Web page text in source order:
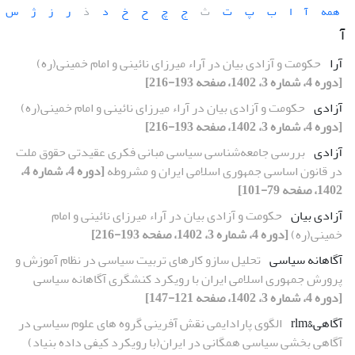
همه آ ا ب پ ت ث ج چ ح خ د ذ ر ز ژ س
آ
آرا حکومت و آزادی بیان در آراء میرزای نائینی و امام خمینی(ره)
[دوره 4، شماره 3، 1402، صفحه 193-216]
آزادی حکومت و آزادی بیان در آراء میرزای نائینی و امام خمینی(ره)
[دوره 4، شماره 3، 1402، صفحه 193-216]
آزادی بررسی جامعه‌شناسی سیاسی مبانی فکری عقیدتی حقوق ملت
در قانون اساسی جمهوری اسلامی ایران و مشروطه
[دوره 4، شماره 4،
1402، صفحه 79-101]
آزادی بیان حکومت و آزادی بیان در آراء میرزای نائینی و امام
خمینی(ره)[دوره 4، شماره 3، 1402، صفحه 193-216]
آگاهانه سیاسی تحلیل سازو کارهای تربیت سیاسی در نظام آموزش و
پرورش جمهوری اسلامی ایران با رویکرد کنشگری آگاهانه سیاسی
[دوره 4، شماره 3، 1402، صفحه 121-147]
آگاهی&rlm
الگوی پارادایمی نقش آفرینی گروه های علوم سیاسی در
آگاهی بخشی سیاسی همگانی در ایران(با رویکرد کیفی داده بنیاد)